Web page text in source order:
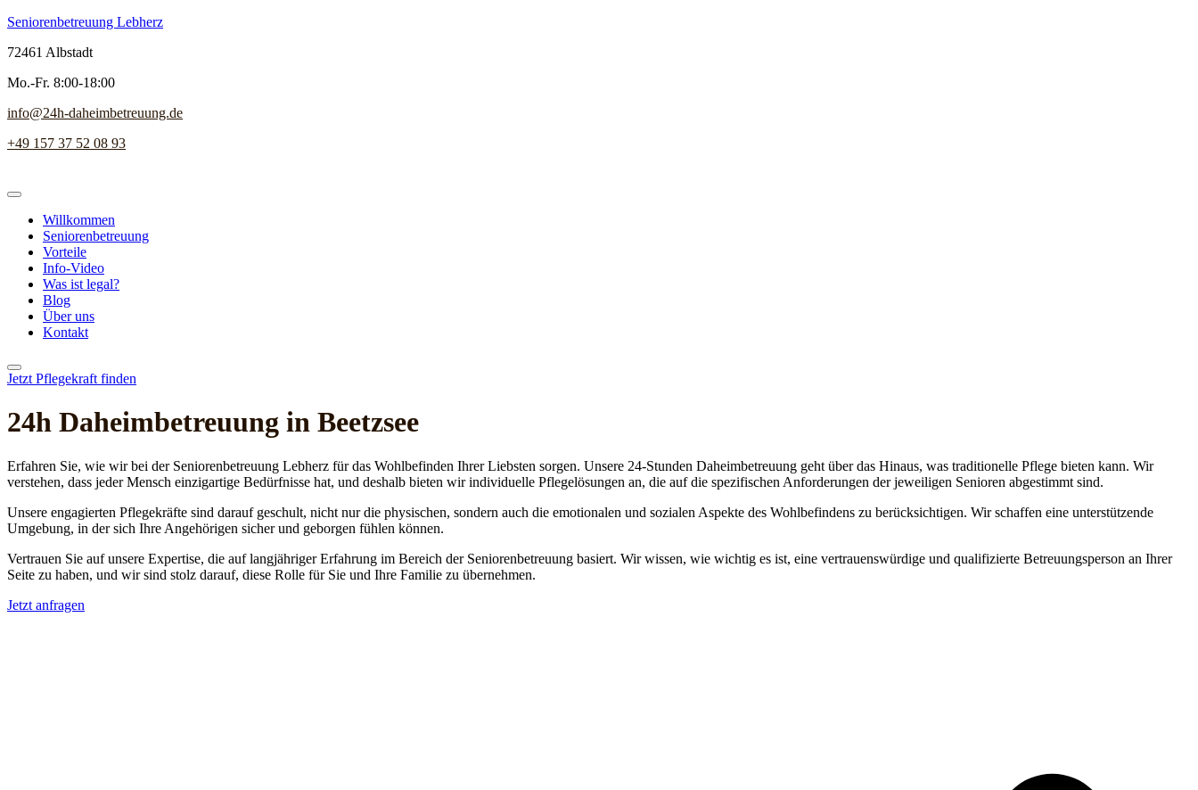
Seniorenbetreuung Lebherz
72461 Albstadt
Mo.-Fr. 8:00-18:00
info@24h-daheimbetreuung.de
+49 157 37 52 08 93
Willkommen
Seniorenbetreuung
Vorteile
Info-Video
Was ist legal?
Blog
Über uns
Kontakt
Jetzt Pflegekraft finden
24h Daheim­betreuung in Beetzsee
Erfahren Sie, wie wir bei der Seniorenbetreuung Lebherz für das Wohlbefinden Ihrer Liebsten sorgen. Unsere 24-Stunden Daheimbetreuung geht über das Hinaus, was traditionelle Pflege bieten kann. Wir
verstehen, dass jeder Mensch einzigartige Bedürfnisse hat, und deshalb bieten wir individuelle Pflegelösungen an, die auf die spezifischen Anforderungen der jeweiligen Senioren abgestimmt sind.
Unsere engagierten Pflegekräfte sind darauf geschult, nicht nur die physischen, sondern auch die emotionalen und sozialen Aspekte des Wohlbefindens zu berücksichtigen. Wir schaffen eine unterstützende
Umgebung, in der sich Ihre Angehörigen sicher und geborgen fühlen können.
Vertrauen Sie auf unsere Expertise, die auf langjähriger Erfahrung im Bereich der Seniorenbetreuung basiert. Wir wissen, wie wichtig es ist, eine vertrauenswürdige und qualifizierte Betreuungsperson an Ihrer
Seite zu haben, und wir sind stolz darauf, diese Rolle für Sie und Ihre Familie zu übernehmen.
Jetzt anfragen